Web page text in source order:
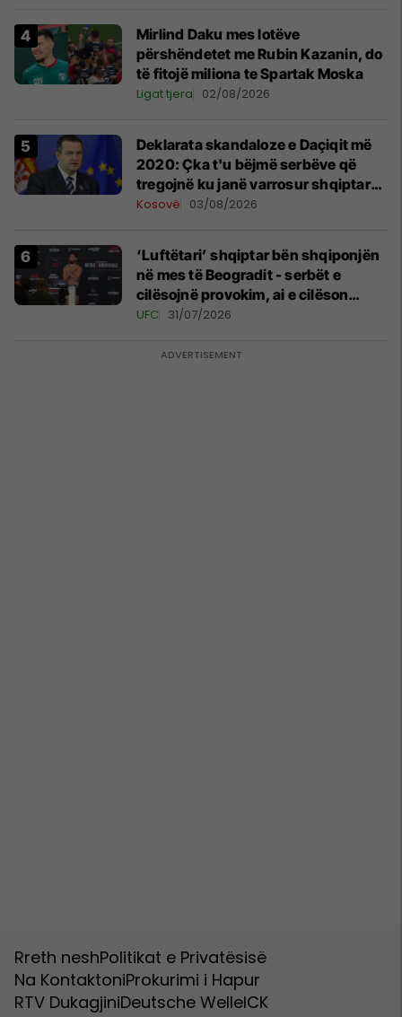
Mirlind Daku mes lotëve
përshëndetet me Rubin Kazanin, do
të fitojë miliona te Spartak Moska
Ligat tjera 02/08/2026
​Deklarata skandaloze e Daçiqit më
2020: Çka t'u bëjmë serbëve që
tregojnë ku janë varrosur shqiptarët
në Serbi
Kosovë 03/08/2026
‘Luftëtari’ shqiptar bën shqiponjën
në mes të Beogradit - serbët e
cilësojnë provokim, ai e cilëson
simbol të identitetit
UFC 31/07/2026
Rreth neshPolitikat e Privatësisë
Na KontaktoniProkurimi i Hapur
RTV DukagjiniDeutsche WelleICK